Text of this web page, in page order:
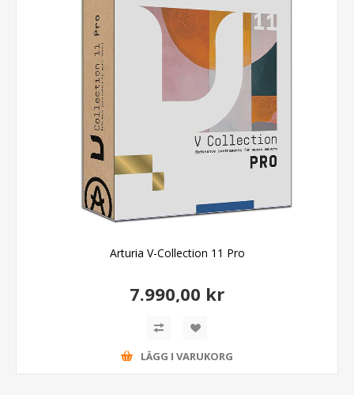
Arturia V-Collection 11 Pro
7.990,00 kr
LÄGG I VARUKORG